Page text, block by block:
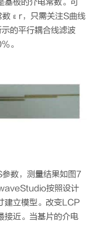
板的介电常数。可
数εr，只需关注S曲线
的平行耦合线滤波
。
数，测量结果如图7
按照设计
建立模型。改变LCP
接近。当基片的介电